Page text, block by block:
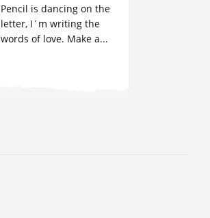
Pencil is dancing on the
letter, I´m writing the
words of love. Make a...